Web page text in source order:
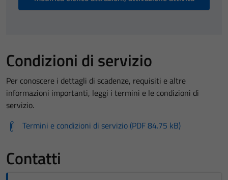
Condizioni di servizio
Per conoscere i dettagli di scadenze, requisiti e altre
informazioni importanti, leggi i termini e le condizioni di
servizio.
Termini e condizioni di servizio (PDF 84.75 kB)
Contatti